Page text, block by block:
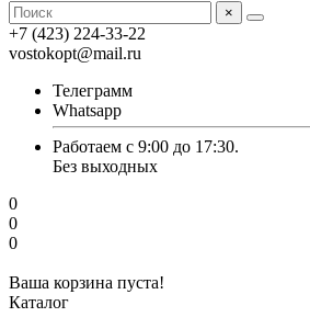
×
+7 (423) 224-33-22
vostokopt@mail.ru
Телеграмм
Whatsapp
Работаем с 9:00 до 17:30.
Без выходных
0
0
0
Ваша корзина пуста!
Каталог